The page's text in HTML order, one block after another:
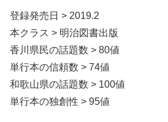
登録発売日 > 2019.2
本クラス > 明治図書出版
香川県民の話題数 > 80値
単行本の信頼数 > 74値
和歌山県の話題数 > 100値
単行本の独創性 > 95値